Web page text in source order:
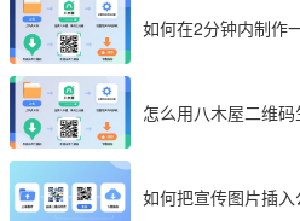
如何在2分钟内制作
怎么用八木屋二维
如何把宣传图片插